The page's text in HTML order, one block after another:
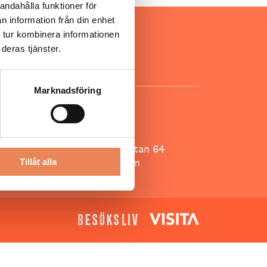
funktioner för
information från din enhet
kombinera informationen
tjänster.
Marknadsföring
Tillåt alla
inom
ägare
KONTAKT
Besöksliv
Spoon, Brännkyrkagatan 64
118 23 Stockholm